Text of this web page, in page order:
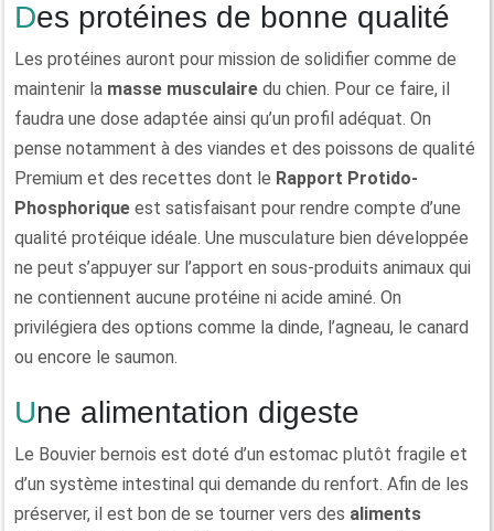
Des protéines de bonne qualité
Les protéines auront pour mission de solidifier comme de
maintenir la masse musculaire du chien. Pour ce faire, il
faudra une dose adaptée ainsi qu’un profil adéquat. On
pense notamment à des viandes et des poissons de qualité
Premium et des recettes dont le Rapport Protido-
Phosphorique est satisfaisant pour rendre compte d’une
qualité protéique idéale. Une musculature bien développée
ne peut s’appuyer sur l’apport en sous-produits animaux qui
ne contiennent aucune protéine ni acide aminé. On
privilégiera des options comme la dinde, l’agneau, le canard
ou encore le saumon.
Une alimentation digeste
Le Bouvier bernois est doté d’un estomac plutôt fragile et
d’un système intestinal qui demande du renfort. Afin de les
préserver, il est bon de se tourner vers des aliments